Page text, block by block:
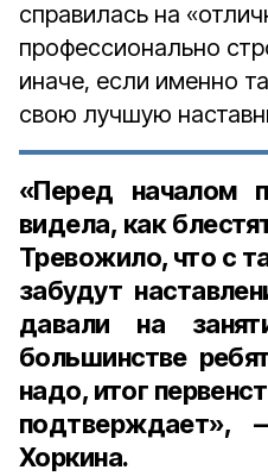
справилась на
профессионально
иначе, если именно
свою лучшую
«Перед началом
видела, как
Тревожило, что с
забудут
давали на
большинстве
надо, итог
Хоркина.